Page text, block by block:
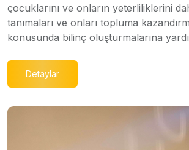
çocuklarını ve onların yeterliliklerini
tanımaları ve onları topluma
konusunda bilinç oluşturmalarına
Detaylar